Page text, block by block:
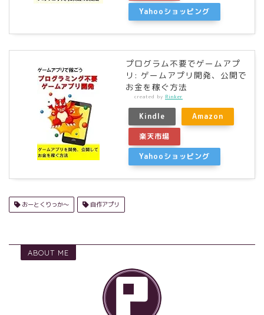
Yahooショッピング
プログラム不要でゲームアプ
リ: ゲームアプリ開発、公開で
お金を稼ぐ方法
created by Rinker
Kindle
Amazon
楽天市場
Yahooショッピング
おーとくりっか〜 自作アプリ
ABOUT ME